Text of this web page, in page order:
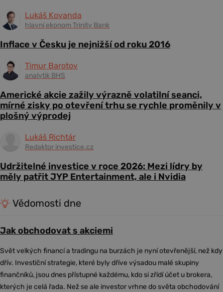
Lukáš Kovanda
hlavní ekonom Trinity Bank
Inflace v Česku je nejnižší od roku 2016
Timur Barotov
analytik BHS
Americké akcie zažily výrazně volatilní seanci,
mírné zisky po otevření trhu se rychle proměnily v
plošný výprodej
Lukáš Richtár
Redaktor investice.cz
Udržitelné investice v roce 2026: Mezi lídry by
měly patřit JYP Entertainment, ale i Nvidia
Vědomosti dne
Jak obchodovat s akciemi
Svět velkých financí a tradingu na burzách je nyní otevřenější, než kdy
dřív. Investiční strategie, které byly dříve výsadou malé skupiny
finančníků, jsou dnes přístupné každému, kdo si zřídí účet u brokera,
kterých je celá řada. Než se ale investor vrhne do světa obchodování